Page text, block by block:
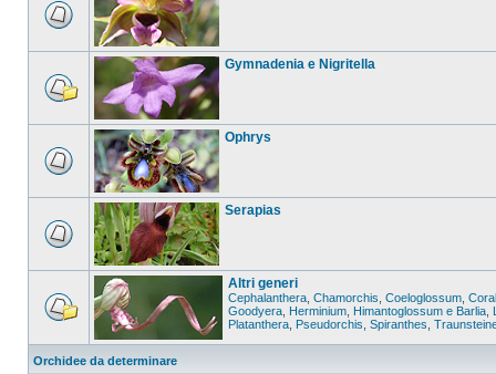
Gymnadenia e Nigritella
Ophrys
Serapias
Altri generi
Cephalanthera Chamorchis Coeloglossum
Goodyera Herminium Himantoglossum e Barlia
Platanthera Pseudorchis Spiranthes
Orchidee da determinare